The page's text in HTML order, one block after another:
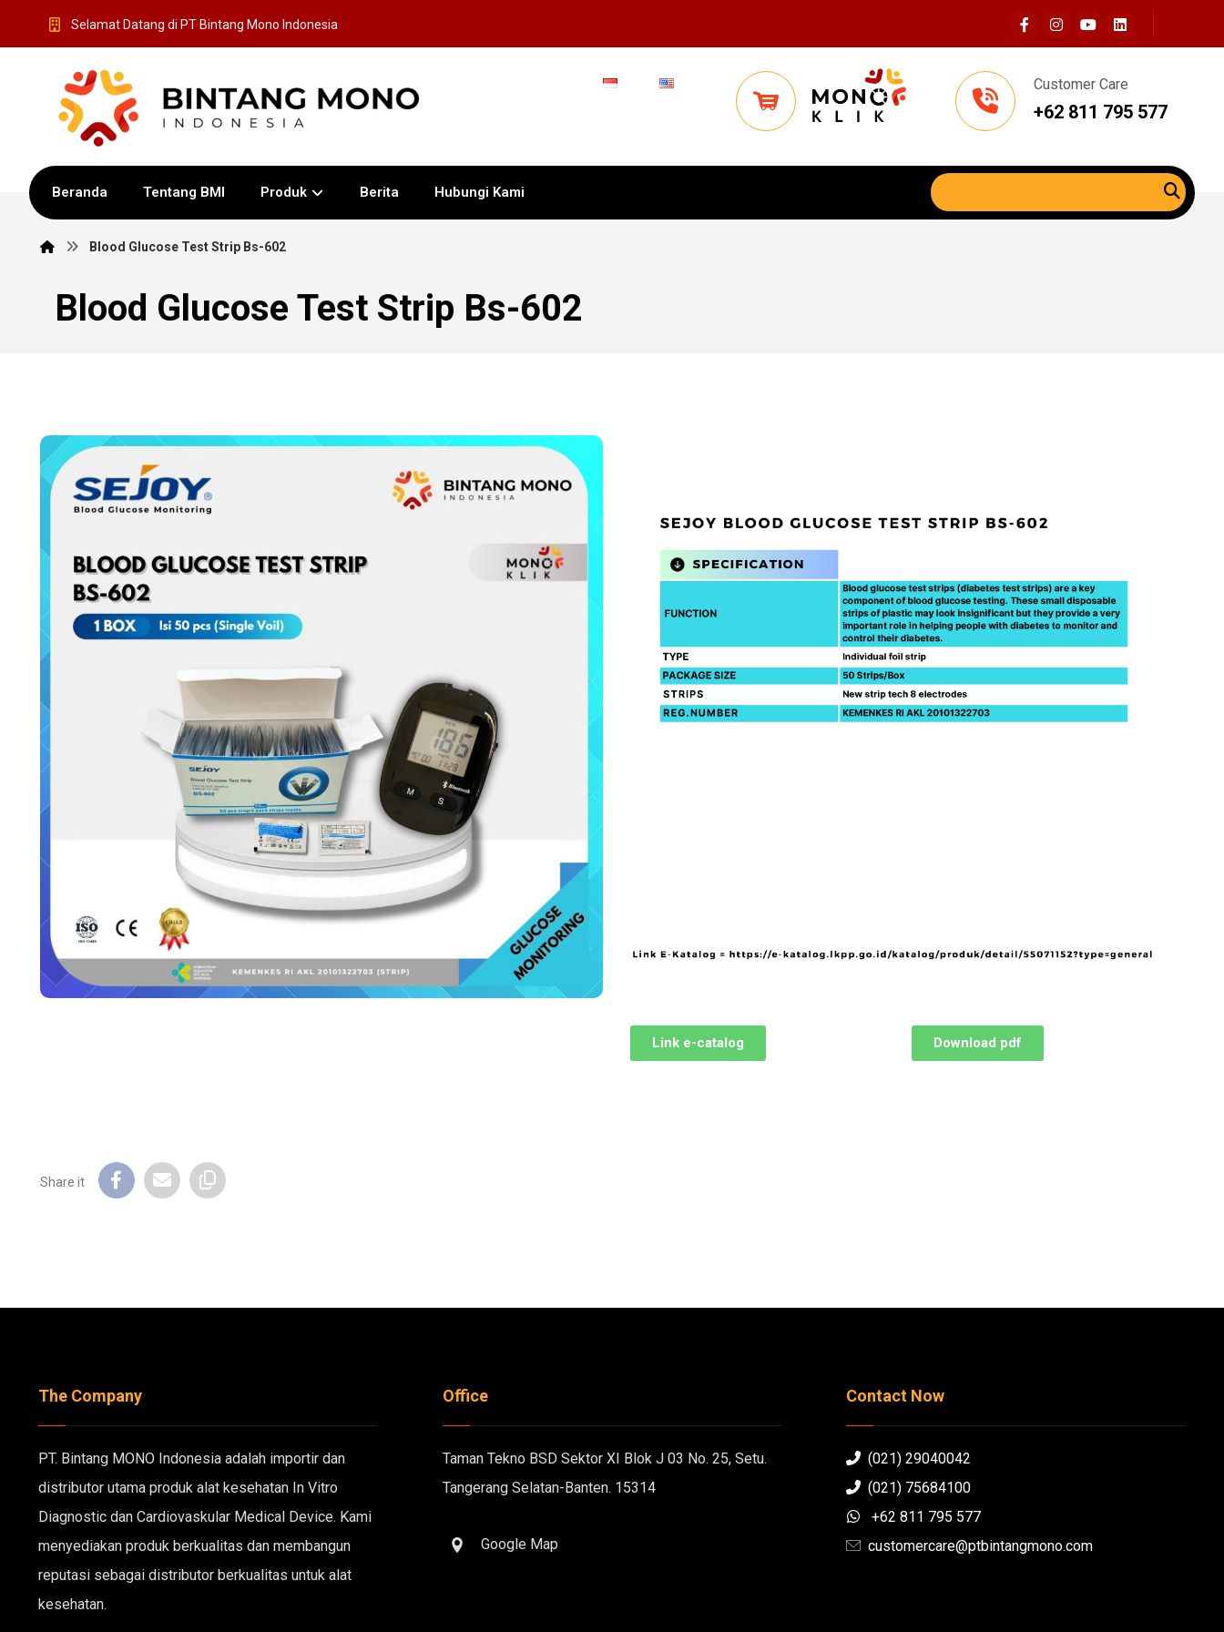
Selamat Datang di PT Bintang Mono Indonesia
Customer Care
+62 811 795 577
Beranda Tentang BMI Produk Berita Hubungi Kami
Blood Glucose Test Strip Bs-602
Blood Glucose Test Strip Bs-602
Link e-catalog Download pdf
The Company
PT. Bintang MONO Indonesia adalah importir dan
distributor utama produk alat kesehatan In Vitro
Diagnostic dan Cardiovaskular Medical Device. Kami
menyediakan produk berkualitas dan membangun
reputasi sebagai distributor berkualitas untuk alat
kesehatan.
Office
Taman Tekno BSD Sektor XI Blok J 03 No. 25, Setu.
Tangerang Selatan-Banten. 15314
Google Map
Contact Now
(021) 29040042
(021) 75684100
+62 811 795 577
customercare@ptbintangmono.com